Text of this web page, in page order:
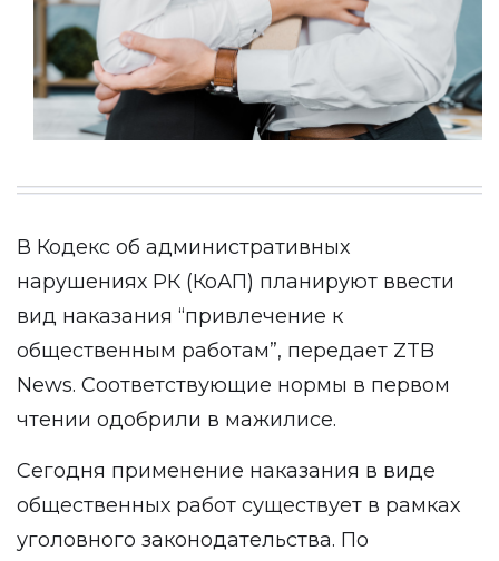
В Кодекс об административных
нарушениях РК (КоАП) планируют ввести
вид наказания “привлечение к
общественным работам”, передает ZTB
News. Соответствующие нормы в первом
чтении одобрили в мажилисе.
Сегодня применение наказания в виде
общественных работ существует в рамках
уголовного законодательства. По